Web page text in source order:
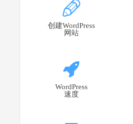
创建WordPress
网站
WordPress
速度